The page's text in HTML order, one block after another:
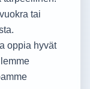
tai
oppia hyvät